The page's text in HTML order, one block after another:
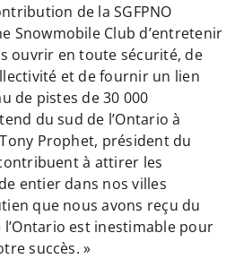
de la SGFPNO
Snowmobile Club d’entretenir
ouvrir en toute sécurité, de
et de fournir un lien
de pistes de 30 000
du sud de l’Ontario à
Prophet, président du
à attirer les
entier dans nos villes
que nous avons reçu du
est inestimable pour
succès. »